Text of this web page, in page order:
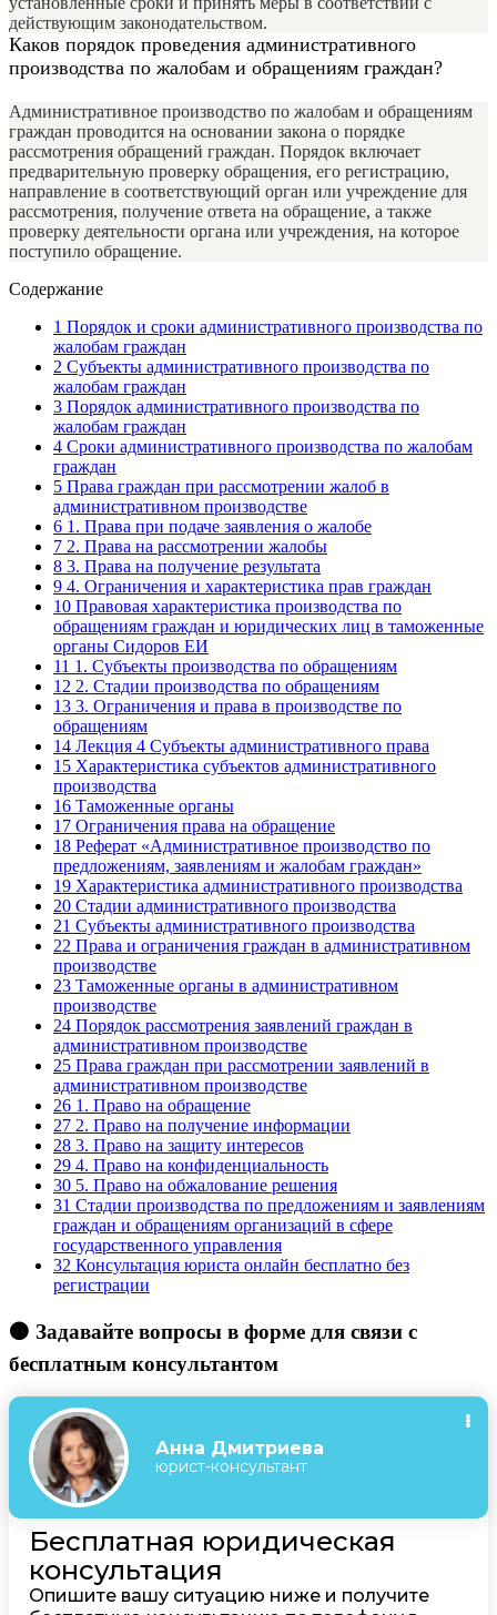
действующим законодательством.
Каков порядок проведения административного
производства по жалобам и обращениям граждан?
Административное производство по жалобам и обращениям
граждан проводится на основании закона о порядке
рассмотрения обращений граждан. Порядок включает
предварительную проверку обращения, его регистрацию,
направление в соответствующий орган или учреждение для
рассмотрения, получение ответа на обращение, а также
проверку деятельности органа или учреждения, на которое
поступило обращение.
Содержание
1 Порядок и сроки административного производства по
жалобам граждан
2 Субъекты административного производства по
жалобам граждан
3 Порядок административного производства по
жалобам граждан
4 Сроки административного производства по жалобам
граждан
5 Права граждан при рассмотрении жалоб в
административном производстве
6 1. Права при подаче заявления о жалобе
7 2. Права на рассмотрении жалобы
8 3. Права на получение результата
9 4. Ограничения и характеристика прав граждан
10 Правовая характеристика производства по
обращениям граждан и юридических лиц в таможенные
органы Сидоров ЕИ
11 1. Субъекты производства по обращениям
12 2. Стадии производства по обращениям
13 3. Ограничения и права в производстве по
обращениям
14 Лекция 4 Субъекты административного права
15 Характеристика субъектов административного
производства
16 Таможенные органы
17 Ограничения права на обращение
18 Реферат «Административное производство по
предложениям, заявлениям и жалобам граждан»
19 Характеристика административного производства
20 Стадии административного производства
21 Субъекты административного производства
22 Права и ограничения граждан в административном
производстве
23 Таможенные органы в административном
производстве
24 Порядок рассмотрения заявлений граждан в
административном производстве
25 Права граждан при рассмотрении заявлений в
административном производстве
26 1. Право на обращение
27 2. Право на получение информации
28 3. Право на защиту интересов
29 4. Право на конфиденциальность
30 5. Право на обжалование решения
31 Стадии производства по предложениям и заявлениям
граждан и обращениям организаций в сфере
государственного управления
32 Консультация юриста онлайн бесплатно без
регистрации
🟠 Задавайте вопросы в форме для связи с
бесплатным консультантом